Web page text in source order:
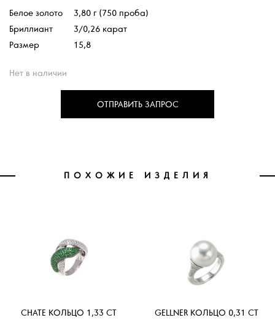
Белое золото
3,80 г (750 проба)
Бриллиант
3/0,26 карат
Размер
15,8
Нет в наличии
ОТПРАВИТЬ ЗАПРОС
ПОХОЖИЕ ИЗДЕЛИЯ
CHATE КОЛЬЦО 1,33 CT GELLNER КОЛЬЦО 0,31 CT